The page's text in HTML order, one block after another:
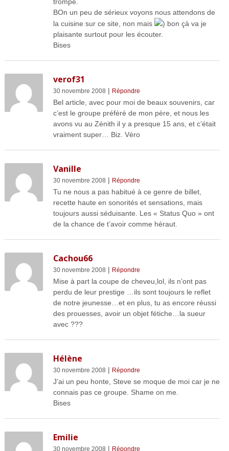
BOn un peu de sérieux voyons nous attendons de
la cuisine sur ce site, non mais
) bon çà va je
plaisante surtout pour les écouter.
Bises
verof31
30 novembre 2008 | Répondre
Bel article, avec pour moi de beaux souvenirs, car
c’est le groupe préféré de mon père, et nous les
avons vu au Zénith il y a presque 15 ans, et c’était
vraiment super… Biz. Véro
Vanille
30 novembre 2008 | Répondre
Tu ne nous a pas habitué à ce genre de billet,
recette haute en sonorités et sensations, mais
toujours aussi séduisante. Les « Status Quo » ont
de la chance de t’avoir comme héraut.
Cachou66
30 novembre 2008 | Répondre
Mise à part la coupe de cheveu,lol, ils n’ont pas
perdu de leur prestige …ils sont toujours le reflet
de notre jeunesse…et en plus, tu as encore réussi
des prouesses, avoir un objet fétiche…la sueur
avec ???
Hélène
30 novembre 2008 | Répondre
J’ai un peu honte, Steve se moque de moi car je ne
connais pas ce groupe. Shame on me.
Bises
Emilie
30 novembre 2008 | Répondre